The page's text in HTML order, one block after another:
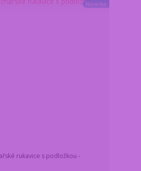
Novinka
rukavice s podložkou -